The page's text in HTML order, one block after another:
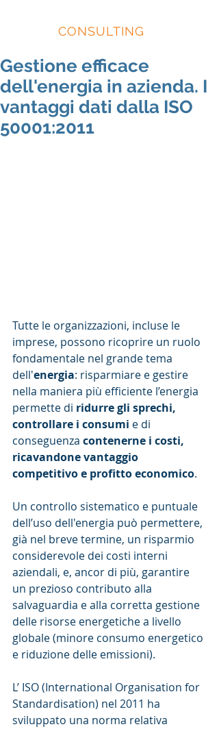
CONSULTING
Gestione efficace
dell'energia in azienda. I
vantaggi dati dalla ISO
50001:2011
Tutte le organizzazioni, incluse le
imprese, possono ricoprire un ruolo
fondamentale nel grande tema
dell'energia: risparmiare e gestire
nella maniera più efficiente l’energia
permette di ridurre gli sprechi,
controllare i consumi e di
conseguenza contenerne i costi,
ricavandone vantaggio
competitivo e profitto economico.
Un controllo sistematico e puntuale
dell’uso dell'energia può permettere,
già nel breve termine, un risparmio
considerevole dei costi interni
aziendali, e, ancor di più, garantire
un prezioso contributo alla
salvaguardia e alla corretta gestione
delle risorse energetiche a livello
globale (minore consumo energetico
e riduzione delle emissioni).
L’ ISO (International Organisation for
Standardisation) nel 2011 ha
sviluppato una norma relativa